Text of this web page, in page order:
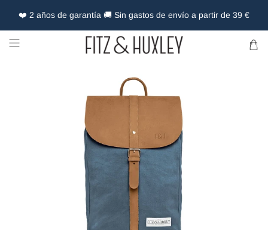
❤️ 2 años de garantía 🚚 Sin gastos de envío a partir de 39 €